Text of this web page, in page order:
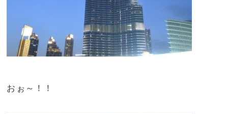
おぉ～！！